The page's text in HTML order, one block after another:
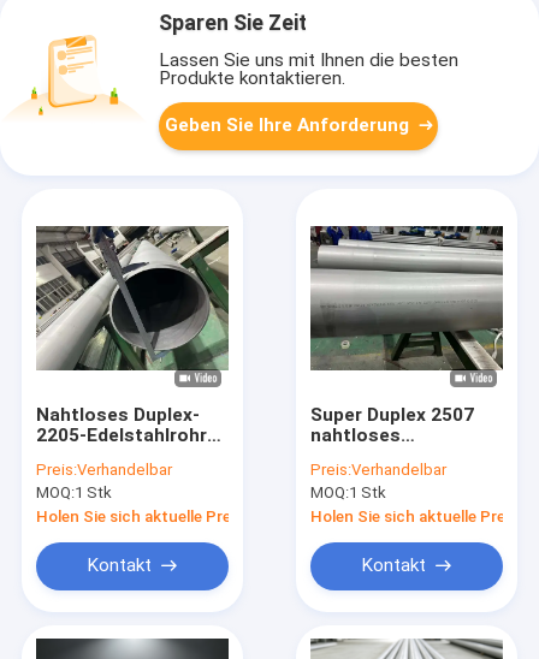
Sparen Sie Zeit
Lassen Sie uns mit Ihnen die besten
Produkte kontaktieren.
Geben Sie Ihre Anforderung
Nahtloses Duplex-
2205-Edelstahlrohr
chemisches
Verarbeitungsöl
Preis:Verhandelbar
MOQ:1 Stk
Holen Sie sich aktuelle Preis
Kontakt
Super Duplex 2507
nahtloses
A789 für
Entsalzungsanlage
Preis:Verhandelbar
MOQ:1 Stk
Holen Sie sich aktuelle Preis
Kontakt